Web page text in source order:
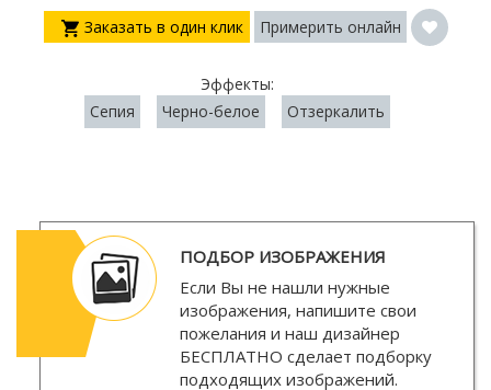
Заказать в один клик Примерить онлайн
Эффекты:
Сепия
Черно-белое Отзеркалить
ПОДБОР ИЗОБРАЖЕНИЯ
Если Вы не нашли нужные
изображения, напишите свои
пожелания и наш дизайнер
БЕСПЛАТНО сделает подборку
подходящих изображений.